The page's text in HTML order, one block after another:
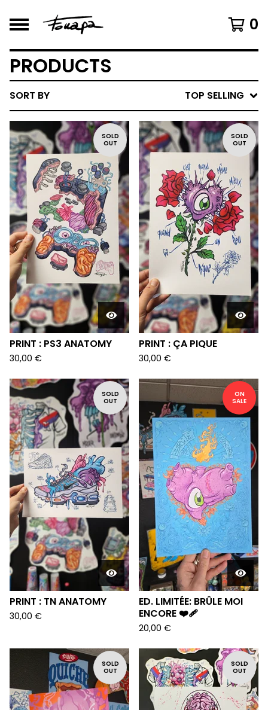
0
PRODUCTS
SORT BY TOP SELLING
SOLD
OUT
PRINT : PS3 ANATOMY
30,00 €
SOLD
OUT
PRINT : ÇA PIQUE
30,00 €
SOLD
OUT
PRINT : TN ANATOMY
30,00 €
ON
SALE
ED. LIMITÉE: BRÛLE MOI
ENCORE ❤️‍🩹
20,00 €
SOLD
OUT
SOLD
OUT